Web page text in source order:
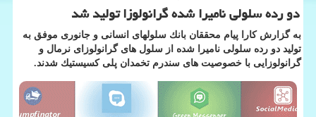
دو رده سلولی نامیرا شده گرانولوزا تولید شد
به گزارش كارا پیام محققان بانك سلولهای انسانی و جانوری موفق به
تولید دو رده سلولی نامیرا شده از سلول های گرانولوزای نرمال و
گرانولوزایی با خصوصیت های سندرم تخمدان پلی كسیستیك شدند.